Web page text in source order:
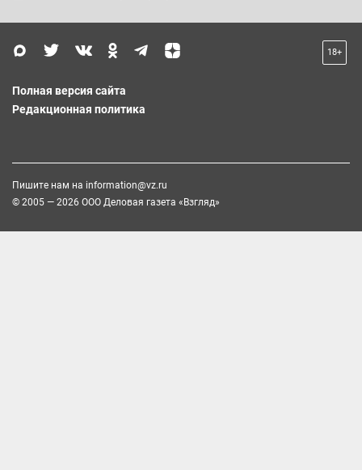
18+
Полная версия сайта
Редакционная политика
Пишите нам на information@vz.ru
© 2005 — 2026 ООО Деловая газета «Взгляд»